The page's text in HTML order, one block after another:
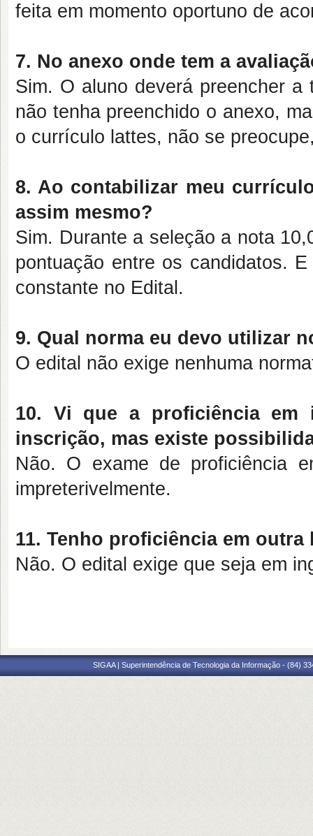
feita em momento oportuno de
7. No anexo onde tem a
Sim. O aluno deverá preencher
não tenha preenchido o anexo,
o currículo lattes, não se
8. Ao contabilizar meu
assim mesmo?
Sim. Durante a seleção a nota
pontuação entre os candidatos.
constante no Edital.
9. Qual norma eu devo utilizar
O edital não exige nenhuma
10. Vi que a proficiência em
inscrição, mas existe
Não. O exame de proficiência
impreterivelmente.
11. Tenho proficiência em
Não. O edital exige que seja em
SIGAA | Superintendência de Tecnologia da Informação - (84)